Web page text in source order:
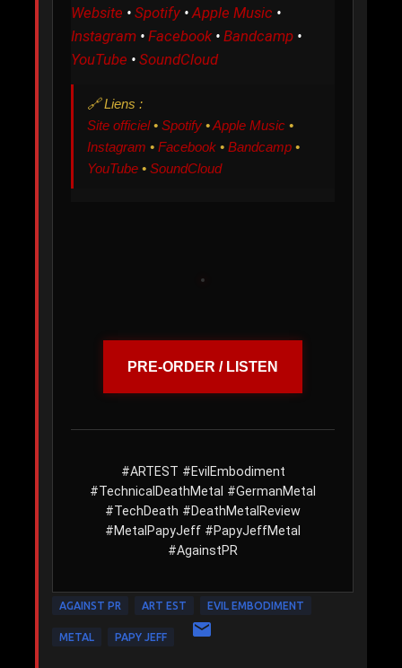
Website • Spotify •Apple Music •
Instagram • Facebook• Bandcamp •
YouTube • SoundCloud
🔗 Liens :
Site officiel• Spotify •Apple Music •
Instagram • Facebook • Bandcamp •
YouTube • SoundCloud
PRE-ORDER / LISTEN
#ARTEST #EvilEmbodiment
#TechnicalDeathMetal #GermanMetal
#TechDeath #DeathMetalReview
#MetalPapyJeff #PapyJeffMetal
#AgainstPR
AGAINST PR ART EST EVIL EMBODIMENT
METAL PAPY JEFF